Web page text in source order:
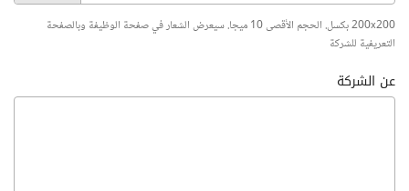
200x200 بكسل. الحجم الأقصى 10 ميجا. سيعرض الشعار في صفحة الوظيفة وبالصفحة
التعريفية للشركة
عن الشركة